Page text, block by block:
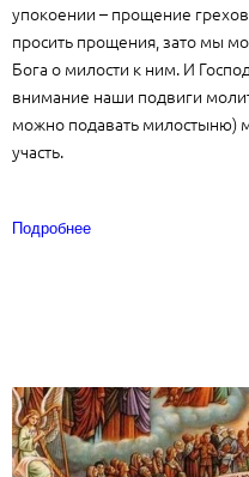
упокоении – прощение
просить прощения, зато мы
Бога о милости к ним. И
внимание наши подвиги
можно подавать милостыню)
участь.
Подробнее